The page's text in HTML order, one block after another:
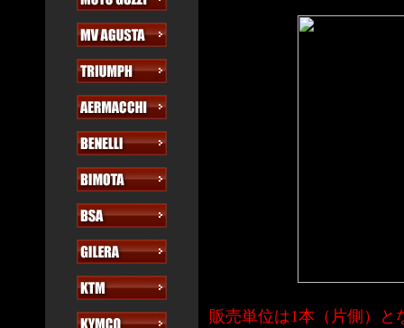
販売単位は1本（片側）と